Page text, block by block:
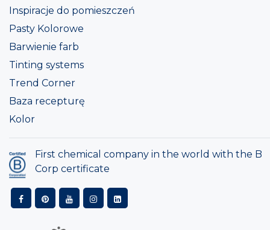
Inspiracje do pomieszczeń
Pasty Kolorowe
Barwienie farb
Tinting systems
Trend Corner
Baza recepturę
Kolor
First chemical company in the world with the B
Corp certificate